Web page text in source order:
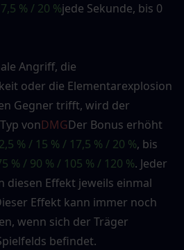
% / 20 %jede Sekunde, bis 0
Angriff, die
oder die Elementarexplosion
Gegner trifft, wird der
vonDMGDer Bonus erhöht
% / 15 % / 17,5 % / 20 %, bis
% / 90 % / 105 % / 120 %. Jeder
diesen Effekt jeweils einmal
Effekt kann immer noch
wenn sich der Träger
befindet.